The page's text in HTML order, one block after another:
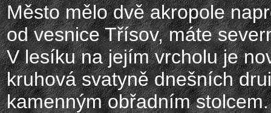
Město mělo dvě akropole
od vesnice Třísov, máte
V lesíku na jejím vrcholu je
kruhová svatyně dnešních
kamenným obřadním